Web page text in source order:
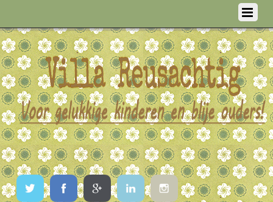
TwitterFacebookGoogleLinkedInInstagram